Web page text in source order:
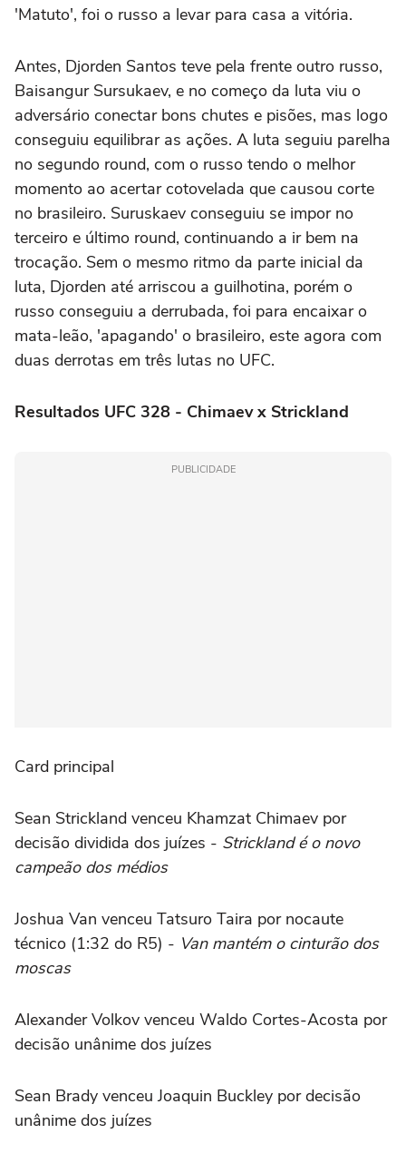
'Matuto', foi o russo a levar para casa a vitória.
Antes, Djorden Santos teve pela frente outro russo,
Baisangur Sursukaev, e no começo da luta viu o
adversário conectar bons chutes e pisões, mas logo
conseguiu equilibrar as ações. A luta seguiu parelha
no segundo round, com o russo tendo o melhor
momento ao acertar cotovelada que causou corte
no brasileiro. Suruskaev conseguiu se impor no
terceiro e último round, continuando a ir bem na
trocação. Sem o mesmo ritmo da parte inicial da
luta, Djorden até arriscou a guilhotina, porém o
russo conseguiu a derrubada, foi para encaixar o
mata-leão, 'apagando' o brasileiro, este agora com
duas derrotas em três lutas no UFC.
Resultados UFC 328 - Chimaev x Strickland
PUBLICIDADE
Card principal
Sean Strickland venceu Khamzat Chimaev por
decisão dividida dos juízes - Strickland é o novo
campeão dos médios
Joshua Van venceu Tatsuro Taira por nocaute
técnico (1:32 do R5) - Van mantém o cinturão dos
moscas
Alexander Volkov venceu Waldo Cortes-Acosta por
decisão unânime dos juízes
Sean Brady venceu Joaquin Buckley por decisão
unânime dos juízes